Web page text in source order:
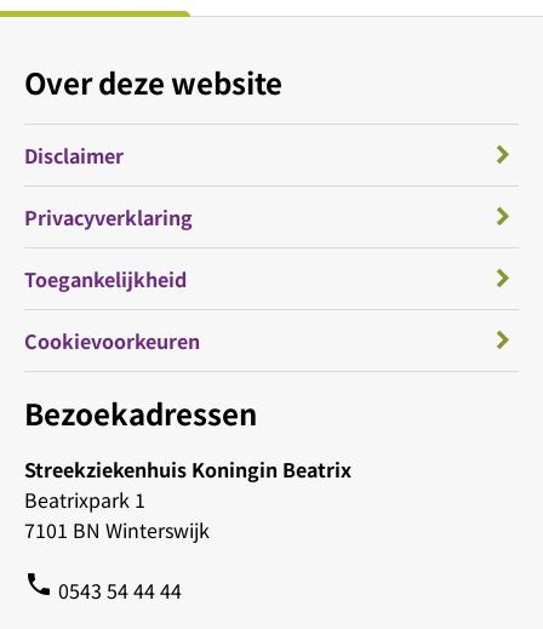
Bezoekadressen
Streekziekenhuis Koningin Beatrix
Beatrixpark 1
7101 BN Winterswijk
phone 0543 54 44 44
Over deze website
Disclaimer
Privacyverklaring
Toegankelijkheid
Cookievoorkeuren